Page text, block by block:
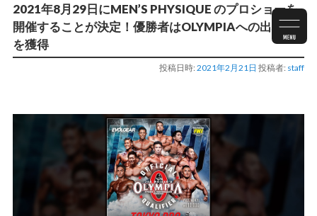
2021年8月29日にMEN’S PHYSIQUE のプロショーを
開催することが決定！優勝者はOLYMPIAへの出場権
を獲得
投稿日時:2021年2月21日 投稿者: staff